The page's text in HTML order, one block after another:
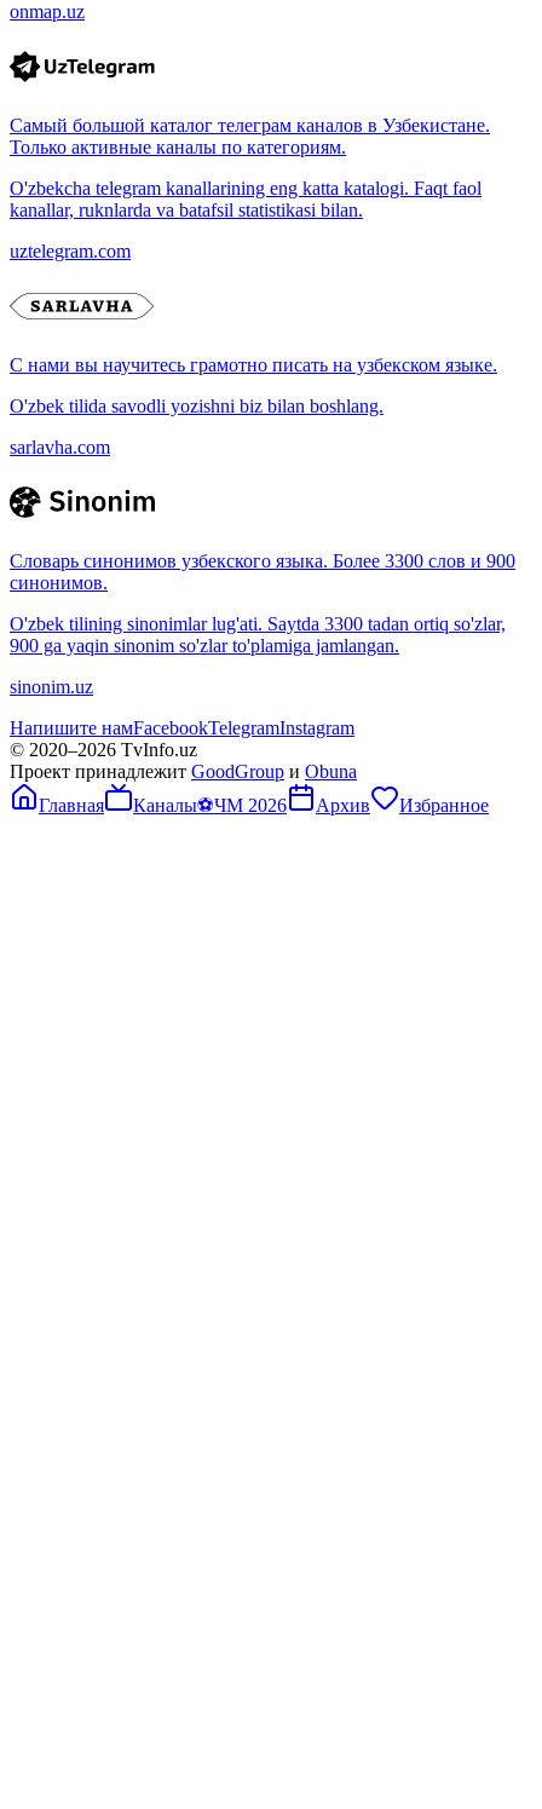
onmap.uz
Самый большой каталог телеграм каналов в Узбекистане.
Только активные каналы по категориям.
O'zbekcha telegram kanallarining eng katta katalogi. Faqt faol
kanallar, ruknlarda va batafsil statistikasi bilan.
uztelegram.com
С нами вы научитесь грамотно писать на узбекском языке.
O'zbek tilida savodli yozishni biz bilan boshlang.
sarlavha.com
Словарь синонимов узбекского языка. Более 3300 слов и 900
синонимов.
O'zbek tilining sinonimlar lug'ati. Saytda 3300 tadan ortiq so'zlar,
900 ga yaqin sinonim so'zlar to'plamiga jamlangan.
sinonim.uz
Напишите намFacebookTelegramInstagram
© 2020–2026 TvInfo.uz
Проект принадлежит GoodGroup и Obuna
Главная
Каналы⚽ЧМ 2026 Архив Избранное